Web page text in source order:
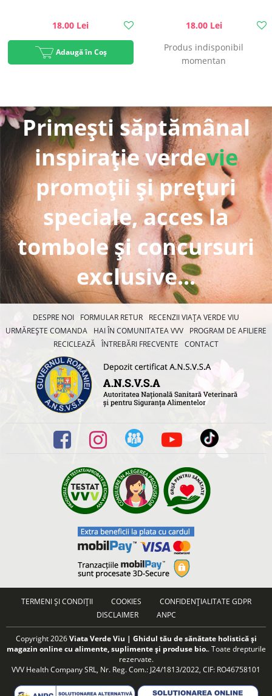
18.00 Lei
Adaugă în Coș
18.00 Lei
Produs indisponibil
momentan
Primești săptămânal
inspirație verdevie
promoții și prețuri
speciale, acces la
tombole și concursuri
exclusive...
DESPRE NOI FORMULAR RETUR
RECENZII VIAȚA VERDE VIU
URMĂREȘTE COMANDA
HAI ÎN COMUNITATEA VVV
PROGRAM DE AFILIERE
RECICLEAZĂ ÎNTREBĂRI FRECVENTE CONTACT
TERMENI ȘI CONDIȚII COOKIES
CONFIDENȚIALITATE GDPR
DISCLAIMER
ANPC
Copyright 2026Viata Verde Viu | Ghidul tău de sănătate holistică și
magazin online cu alimente, suplimente și produse bio.. Toate drepturile
rezervate.
VVV Health Company SRL, Nr. Reg. Com.: J24/1813/2022, CIF: RO46758101